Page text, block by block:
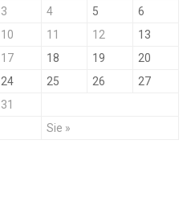
Sie »
3 4 5
6
10 11 12
13
17 18 19
20
24 25 26
27
31